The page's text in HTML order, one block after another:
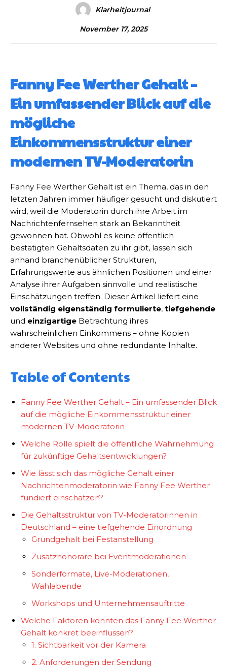
Klarheitjournal
November 17, 2025
Fanny Fee Werther Gehalt –
Ein umfassender Blick auf die
mögliche
Einkommensstruktur einer
modernen TV-Moderatorin
Fanny Fee Werther Gehalt ist ein Thema, das in den
letzten Jahren immer häufiger gesucht und diskutiert
wird, weil die Moderatorin durch ihre Arbeit im
Nachrichtenfernsehen stark an Bekanntheit
gewonnen hat. Obwohl es keine öffentlich
bestätigten Gehaltsdaten zu ihr gibt, lassen sich
anhand branchenüblicher Strukturen,
Erfahrungswerte aus ähnlichen Positionen und einer
Analyse ihrer Aufgaben sinnvolle und realistische
Einschätzungen treffen. Dieser Artikel liefert eine
vollständig eigenständig formulierte, tiefgehende
und einzigartige Betrachtung ihres
wahrscheinlichen Einkommens – ohne Kopien
anderer Websites und ohne redundante Inhalte.
Table of Contents
Fanny Fee Werther Gehalt – Ein umfassender Blick
auf die mögliche Einkommensstruktur einer
modernen TV-Moderatorin
Welche Rolle spielt die öffentliche Wahrnehmung
für zukünftige Gehaltsentwicklungen?
Wie lässt sich das mögliche Gehalt einer
Nachrichtenmoderatorin wie Fanny Fee Werther
fundiert einschätzen?
Die Gehaltsstruktur von TV-Moderatorinnen in
Deutschland – eine tiefgehende Einordnung
Grundgehalt bei Festanstellung
Zusatzhonorare bei Eventmoderationen
Sonderformate, Live-Moderationen,
Wahlabende
Workshops und Unternehmensauftritte
Welche Faktoren könnten das Fanny Fee Werther
Gehalt konkret beeinflussen?
1. Sichtbarkeit vor der Kamera
2. Anforderungen der Sendung